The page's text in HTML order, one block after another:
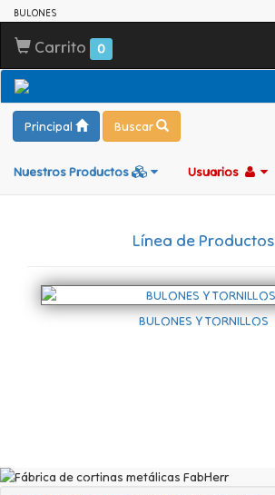
BULONES
Carrito 0
Principal Buscar
Nuestros Productos Usuarios
Línea de Productos
BULONES Y TORNILLOS